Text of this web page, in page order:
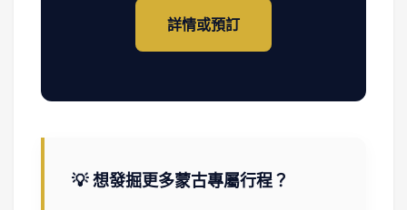
詳情或預訂
💡 想發掘更多蒙古專屬行程？